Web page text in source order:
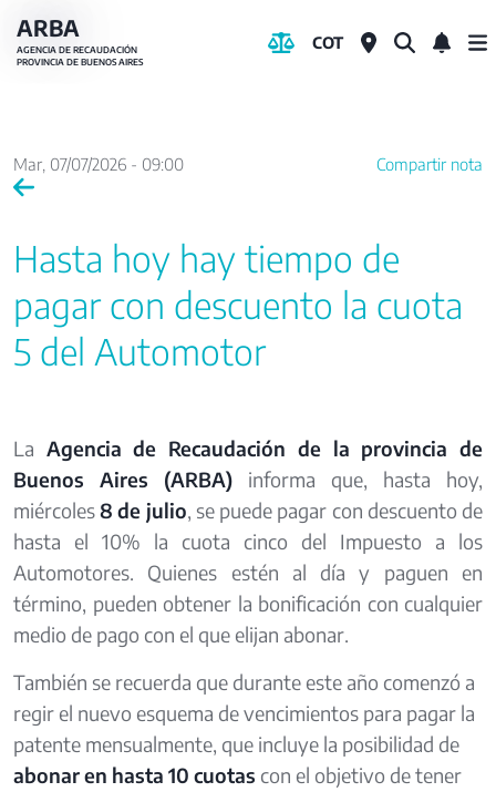
Pasar
al
ARBA
AGENCIA DE RECAUDACIÓN
PROVINCIA DE BUENOS AIRES
COT
Mar, 07/07/2026 - 09:00 Compartir nota
Hasta hoy hay tiempo de
pagar con descuento la cuota
5 del Automotor
La Agencia de Recaudación de la provincia de
Buenos Aires (ARBA) informa que, hasta hoy,
miércoles8 de julio, se puede pagar con descuento de
hasta el 10% la cuota cinco del Impuesto a los
Automotores. Quienes estén al día y paguen en
término, pueden obtener la bonificación con cualquier
medio de pago con el que elijan abonar.
También se recuerda que durante este año comenzó a
regir el nuevo esquema de vencimientos para pagar la
patente mensualmente, que incluye la posibilidad de
abonar en hasta 10 cuotas con el objetivo de tener